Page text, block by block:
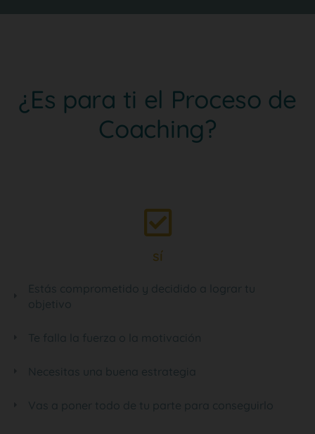
¿Es para ti el Proceso de
Coaching?
sí
Estás comprometido y decidido a lograr tu
objetivo
Te falla la fuerza o la motivación
Necesitas una buena estrategia
Vas a poner todo de tu parte para conseguirlo